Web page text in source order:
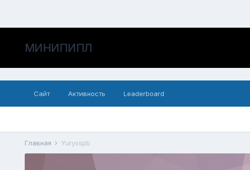
МИНИПИПЛ
Сайт Активность Leaderboard
Главная Yurysspb